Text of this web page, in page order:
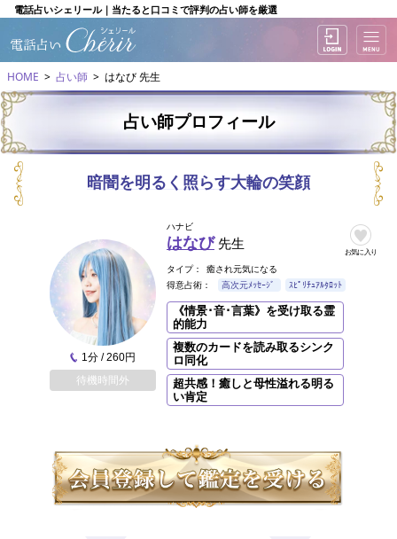
電話占いシェリール｜当たると口コミで評判の占い師を厳選
HOME 占い師 はなび 先生
占い師プロフィール
暗闇を明るく照らす大輪の笑顔
お気に入り
1分 / 260円
待機時間外
ハナビ
はなび 先生
タイプ：
癒され元気になる
得意占術：
高次元ﾒｯｾｰｼﾞ ｽﾋﾟﾘﾁｭｱﾙﾀﾛｯﾄ
《情景･音･言葉》を受け取る霊
的能力
複数のカードを読み取るシンク
ロ同化
超共感！癒しと母性溢れる明る
い肯定